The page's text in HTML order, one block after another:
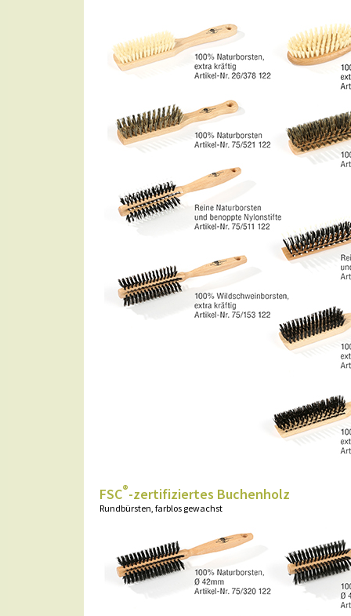
FSC®-zertifiziertes Buchenholz
Rundbürsten, farblos gewachst